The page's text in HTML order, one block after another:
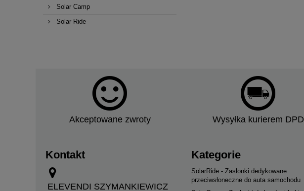
Uniwersalne zasłonki działowe do Busów
Solar Camp
Solar Ride
Akceptowane zwroty Wysyłka kurierem DPD
Kontakt
ELEVENDI SZYMANKIEWICZ
Kategorie
SolarRide - Zasłonki dedykowane
przeciwsłoneczne do auta samochodu